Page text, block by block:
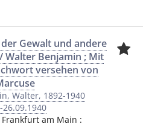
Gewalt und andere
Walter Benjamin ; Mit
versehen von
Walter, 1892-1940
26.09.1940
Frankfurt am Main :